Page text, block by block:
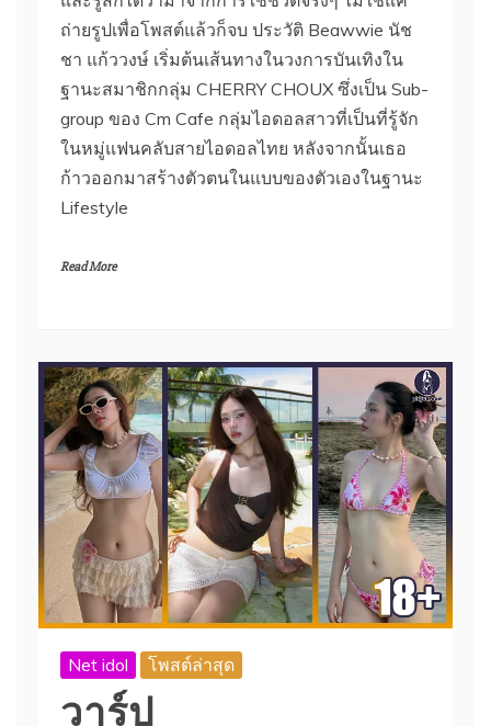
ถ่ายรูปเพื่อโพสต์แล้วก็จบ ประวัติ Beawwie นัช
ชา แก้ววงษ์ เริ่มต้นเส้นทางในวงการบันเทิงใน
ฐานะสมาชิกกลุ่ม CHERRY CHOUX ซึ่งเป็น Sub-
group ของ Cm Cafe กลุ่มไอดอลสาวที่เป็นที่รู้จัก
ในหมู่แฟนคลับสายไอดอลไทย หลังจากนั้นเธอ
ก้าวออกมาสร้างตัวตนในแบบของตัวเองในฐานะ
Lifestyle
Read More
Net idol โพสต์ล่าสุด
วาร์ป